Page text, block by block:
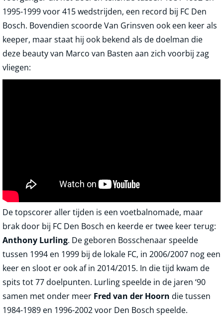
1995-1999 voor 415 wedstrijden, een record bij FC Den
Bosch. Bovendien scoorde Van Grinsven ook een keer als
keeper, maar staat hij ook bekend als de doelman die
deze beauty van Marco van Basten aan zich voorbij zag
vliegen:
De topscorer aller tijden is een voetbalnomade, maar
brak door bij FC Den Bosch en keerde er twee keer terug:
Anthony Lurling. De geboren Bosschenaar speelde
tussen 1994 en 1999 bij de lokale FC, in 2006/2007 nog een
keer en sloot er ook af in 2014/2015. In die tijd kwam de
spits tot 77 doelpunten. Lurling speelde in de jaren ‘90
samen met onder meer Fred van der Hoorn die tussen
1984-1989 en 1996-2002 voor Den Bosch speelde.